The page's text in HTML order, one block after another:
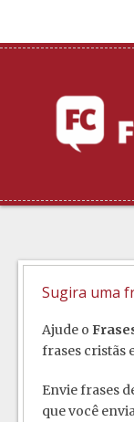
Sugira uma
Ajude o
frases cristãs
Envie frases
que você